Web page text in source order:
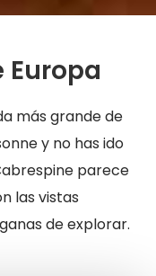
Europa
más grande de
y no has ido
parece
las vistas
de explorar.